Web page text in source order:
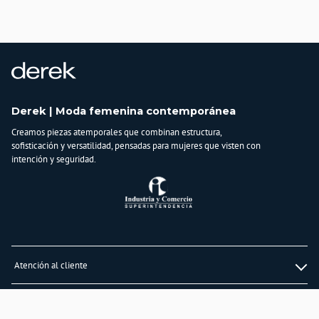
Importador:
Cuidado y Lavado
planchar a temperatura tibia
Composición:
79% poliester
17% rayon
Derek | Moda femenina contemporánea
Creamos piezas atemporales que combinan estructura,
sofisticación y versatilidad, pensadas para mujeres que visten con
intención y seguridad.
Atención al cliente